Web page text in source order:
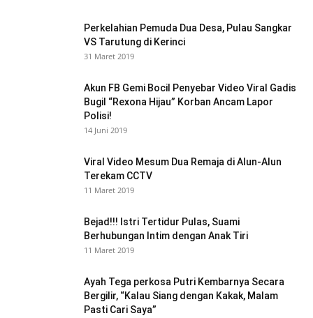
Perkelahian Pemuda Dua Desa, Pulau Sangkar
VS Tarutung di Kerinci
31 Maret 2019
Akun FB Gemi Bocil Penyebar Video Viral Gadis
Bugil “Rexona Hijau” Korban Ancam Lapor
Polisi!
14 Juni 2019
Viral Video Mesum Dua Remaja di Alun-Alun
Terekam CCTV
11 Maret 2019
Bejad!!! Istri Tertidur Pulas, Suami
Berhubungan Intim dengan Anak Tiri
11 Maret 2019
Ayah Tega perkosa Putri Kembarnya Secara
Bergilir, “Kalau Siang dengan Kakak, Malam
Pasti Cari Saya”